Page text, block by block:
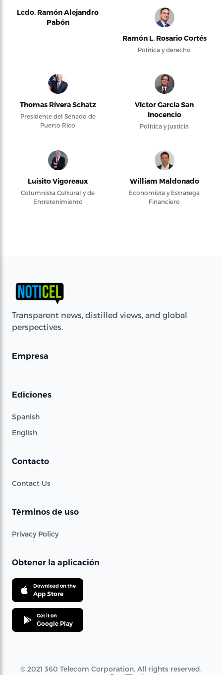
Lcdo. Ramón Alejandro
Pabón
Ramón L. Rosario Cortés
Política y derecho
Thomas Rivera Schatz
Presidente del Senado de
Puerto Rico
Víctor García San
Inocencio
Política y justicia
Luisito Vigoreaux
Columnista Cultural y de
Entretenimiento
William Maldonado
Economista y Estratega
Financiero
Transparent news, distilled views, and global
perspectives.
Empresa
Ediciones
Spanish
English
Contacto
Contact Us
Términos de uso
Privacy Policy
Obtener la aplicación
Download on the
App Store
Get it on
Google Play
© 2021 360 Telecom Corporation. All rights reserved.